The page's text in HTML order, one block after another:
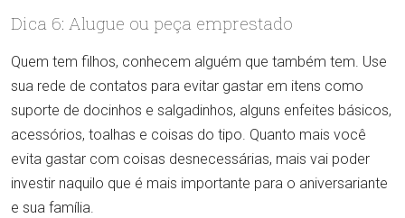
Dica 6: Alugue ou peça emprestado
Quem tem filhos, conhecem alguém que também tem. Use
sua rede de contatos para evitar gastar em itens como
suporte de docinhos e salgadinhos, alguns enfeites básicos,
acessórios, toalhas e coisas do tipo. Quanto mais você
evita gastar com coisas desnecessárias, mais vai poder
investir naquilo que é mais importante para o aniversariante
e sua família.